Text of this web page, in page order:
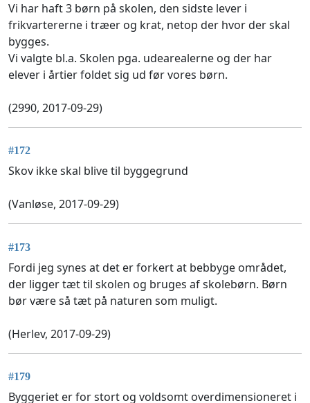
Vi har haft 3 børn på skolen, den sidste lever i
frikvartererne i træer og krat, netop der hvor der skal
bygges.
Vi valgte bl.a. Skolen pga. udearealerne og der har
elever i årtier foldet sig ud før vores børn.
(2990, 2017-09-29)
#172
Skov ikke skal blive til byggegrund
(Vanløse, 2017-09-29)
#173
Fordi jeg synes at det er forkert at bebbyge området,
der ligger tæt til skolen og bruges af skolebørn. Børn
bør være så tæt på naturen som muligt.
(Herlev, 2017-09-29)
#179
Byggeriet er for stort og voldsomt overdimensioneret i